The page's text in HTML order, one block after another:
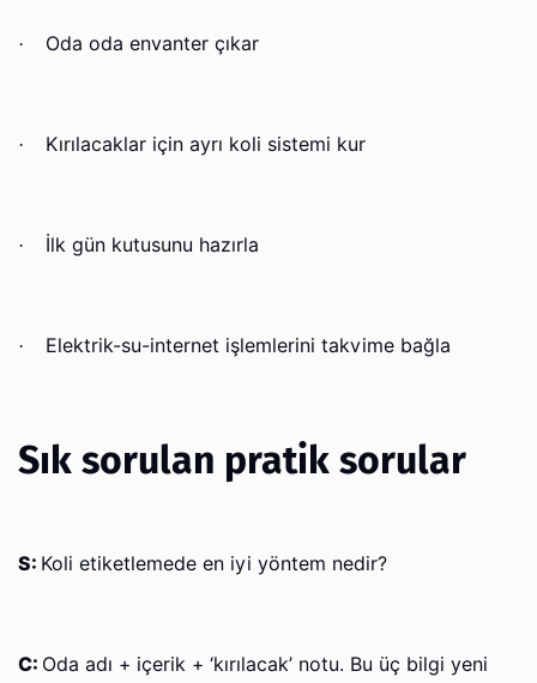
· Oda oda envanter çıkar
· Kırılacaklar için ayrı koli sistemi kur
· İlk gün kutusunu hazırla
· Elektrik-su-internet işlemlerini takvime bağla
Sık sorulan pratik sorular
S: Koli etiketlemede en iyi yöntem nedir?
C: Oda adı + içerik + ‘kırılacak’ notu. Bu üç bilgi yeni